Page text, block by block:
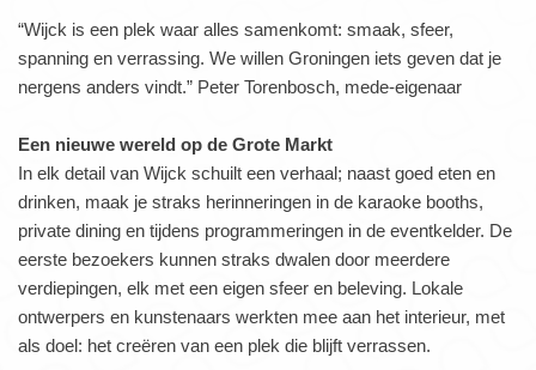
“Wijck is een plek waar alles samenkomt: smaak, sfeer,
spanning en verrassing. We willen Groningen iets geven dat je
nergens anders vindt.” Peter Torenbosch, mede-eigenaar
Een nieuwe wereld op de Grote Markt
In elk detail van Wijck schuilt een verhaal; naast goed eten en
drinken, maak je straks herinneringen in de karaoke booths,
private dining en tijdens programmeringen in de eventkelder. De
eerste bezoekers kunnen straks dwalen door meerdere
verdiepingen, elk met een eigen sfeer en beleving. Lokale
ontwerpers en kunstenaars werkten mee aan het interieur, met
als doel: het creëren van een plek die blijft verrassen.